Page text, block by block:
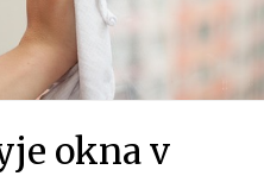
okna v